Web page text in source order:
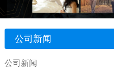
公司新闻
公司新闻